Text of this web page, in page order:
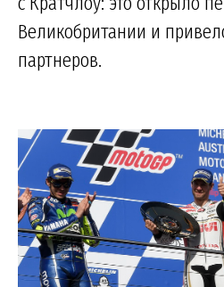
Великобритании и
партнеров.